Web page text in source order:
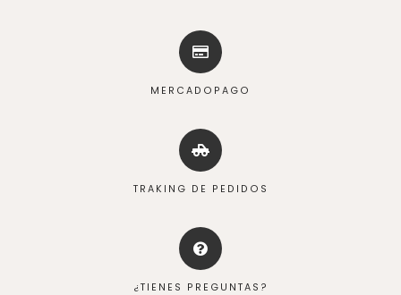
MERCADOPAGO
TRAKING DE PEDIDOS
¿TIENES PREGUNTAS?